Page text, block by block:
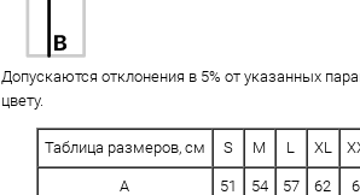
Допускаются отклонения в 5% от указанных
цвету.
Таблица размеров, см S M L XL
A 51 54 57 62